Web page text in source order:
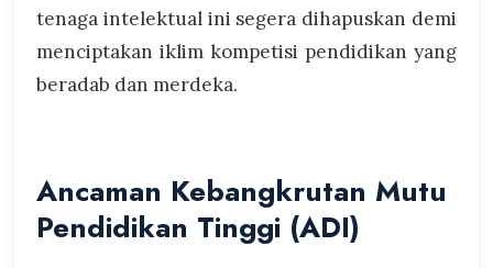
tenaga intelektual ini segera dihapuskan demi
menciptakan iklim kompetisi pendidikan yang
beradab dan merdeka.
Ancaman Kebangkrutan Mutu
Pendidikan Tinggi (ADI)